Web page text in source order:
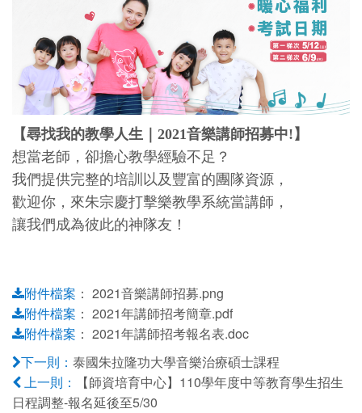
【尋找我的教學人生｜2021音樂講師招募中!】
想當老師，卻擔心教學經驗不足？
我們提供完整的培訓以及豐富的團隊資源，
歡迎你，來朱宗慶打擊樂教學系統當講師，
讓我們成為彼此的神隊友！
附件檔案 ： 2021音樂講師招募.png
附件檔案 ： 2021年講師招考簡章.pdf
附件檔案 ： 2021年講師招考報名表.doc
下一則： 泰國朱拉隆功大學音樂治療碩士課程
上一則：
【師資培育中心】110學年度中等教育學生招生
日程調整-報名延後至5/30